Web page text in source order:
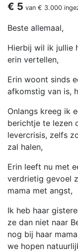
€ 5 van € 3.000
Beste allemaal,
Hierbij wil ik jullie
erin vertellen,
Erin woont sinds
afkomstig van is,
Onlangs kreeg ik
berichtje te lezen
levercrisis, zelfs
zal halen,
Erin leeft nu met
verdrietig gevoel
mama met angst,
Ik heb haar
ze dan niet naar
nog bij haar
we hopen